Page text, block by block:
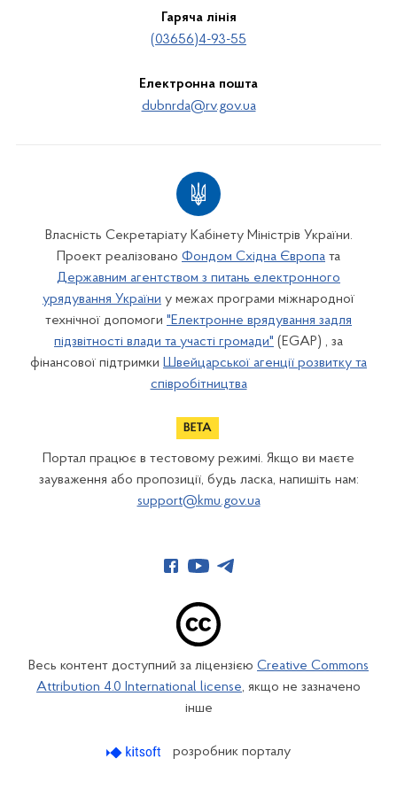
Гаряча лінія
(03656)4-93-55
Електронна пошта
dubnrda@rv.gov.ua
Власність Секретаріату Кабінету Міністрів України.
Проект реалізовано Фондом Східна Європа та
Державним агентством з питань електронного
урядування України у межах програми міжнародної
технічної допомоги "Електронне врядування задля
підзвітності влади та участі громади" (EGAP) , за
фінансової підтримки Швейцарської агенції розвитку та
співробітництва
Портал працює в тестовому режимі. Якщо ви маєте
зауваження або пропозиції, будь ласка, напишіть нам:
support@kmu.gov.ua
Весь контент доступний за ліцензією Creative Commons
Attribution 4.0 International license, якщо не зазначено
інше
розробник порталу